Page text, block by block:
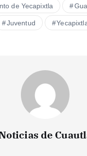
de Yecapixtla
Juventud
de